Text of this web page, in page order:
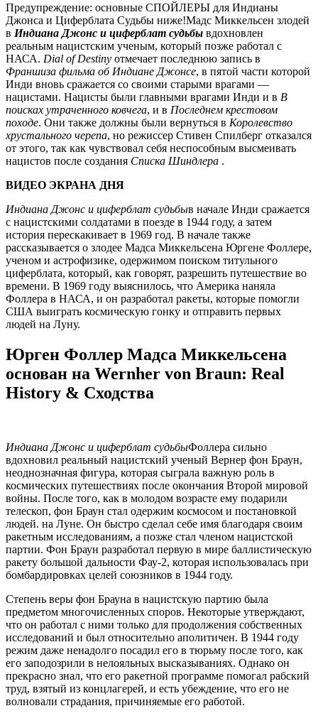
Предупреждение: основные СПОЙЛЕРЫ для Индианы
Джонса и Циферблата Судьбы ниже!Мадс Миккельсен злодей
в Индиана Джонс и циферблат судьбы вдохновлен
реальным нацистским ученым, который позже работал с
НАСА. Dial of Destiny отмечает последнюю запись в
Франшиза фильма об Индиане Джонсе, в пятой части которой
Инди вновь сражается со своими старыми врагами —
нацистами. Нацисты были главными врагами Инди и в В
поисках утраченного ковчега, и в Последнем крестовом
походе. Они также должны были вернуться в Королевство
хрустального черепа, но режиссер Стивен Спилберг отказался
от этого, так как чувствовал себя неспособным высмеивать
нацистов после создания Списка Шиндлера .
ВИДЕО ЭКРАНА ДНЯ
Индиана Джонс и циферблат судьбыв начале Инди сражается
с нацистскими солдатами в поезде в 1944 году, а затем
история перескакивает в 1969 год. В начале также
рассказывается о злодее Мадса Миккельсена Юргене Фоллере,
ученом и астрофизике, одержимом поиском титульного
циферблата, который, как говорят, разрешить путешествие во
времени. В 1969 году выяснилось, что Америка наняла
Фоллера в НАСА, и он разработал ракеты, которые помогли
США выиграть космическую гонку и отправить первых
людей на Луну.
Юрген Фоллер Мадса Миккельсена
основан на Wernher von Braun: Real
History & Сходства
Индиана Джонс и циферблат судьбыФоллера сильно
вдохновил реальный нацистский ученый Вернер фон Браун,
неоднозначная фигура, которая сыграла важную роль в
космических путешествиях после окончания Второй мировой
войны. После того, как в молодом возрасте ему подарили
телескоп, фон Браун стал одержим космосом и постановкой
людей. на Луне. Он быстро сделал себе имя благодаря своим
ракетным исследованиям, а позже стал членом нацистской
партии. Фон Браун разработал первую в мире баллистическую
ракету большой дальности Фау-2, которая использовалась при
бомбардировках целей союзников в 1944 году.
Степень веры фон Брауна в нацистскую партию была
предметом многочисленных споров. Некоторые утверждают,
что он работал с ними только для продолжения собственных
исследований и был относительно аполитичен. В 1944 году
режим даже ненадолго посадил его в тюрьму после того, как
его заподозрили в нелояльных высказываниях. Однако он
прекрасно знал, что его ракетной программе помогал рабский
труд, взятый из концлагерей, и есть убеждение, что его не
волновали страдания, причиняемые его работой.